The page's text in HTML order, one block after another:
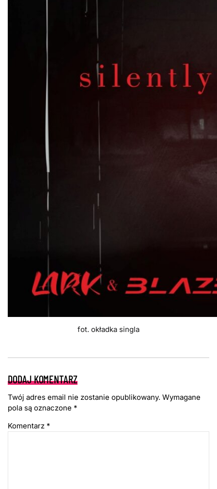
fot. okładka singla
DODAJ KOMENTARZ
Twój adres email nie zostanie opublikowany. Wymagane
pola są oznaczone *
Komentarz *